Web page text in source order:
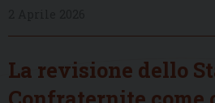
La revisione dello